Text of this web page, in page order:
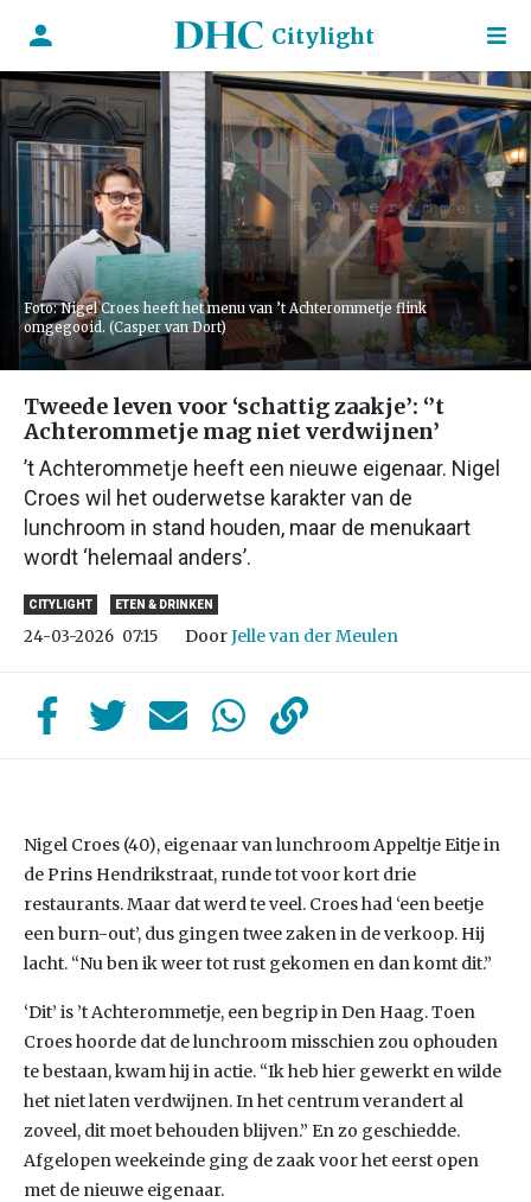
Citylight
Foto: Nigel Croes heeft het menu van ’t Achterommetje flink
omgegooid. (Casper van Dort)
Tweede leven voor ‘schattig zaakje’: ‘’t
Achterommetje mag niet verdwijnen’
’t Achterommetje heeft een nieuwe eigenaar. Nigel
Croes wil het ouderwetse karakter van de
lunchroom in stand houden, maar de menukaart
wordt ‘helemaal anders’.
CITYLIGHT ETEN & DRINKEN
24-03-2026 07:15 DoorJelle van der Meulen
Nigel Croes (40), eigenaar van lunchroom Appeltje Eitje in
de Prins Hendrikstraat, runde tot voor kort drie
restaurants. Maar dat werd te veel. Croes had ‘een beetje
een burn-out’, dus gingen twee zaken in de verkoop. Hij
lacht. “Nu ben ik weer tot rust gekomen en dan komt dit.”
‘Dit’ is ’t Achterommetje, een begrip in Den Haag. Toen
Croes hoorde dat de lunchroom misschien zou ophouden
te bestaan, kwam hij in actie. “Ik heb hier gewerkt en wilde
het niet laten verdwijnen. In het centrum verandert al
zoveel, dit moet behouden blijven.” En zo geschiedde.
Afgelopen weekeinde ging de zaak voor het eerst open
met de nieuwe eigenaar.